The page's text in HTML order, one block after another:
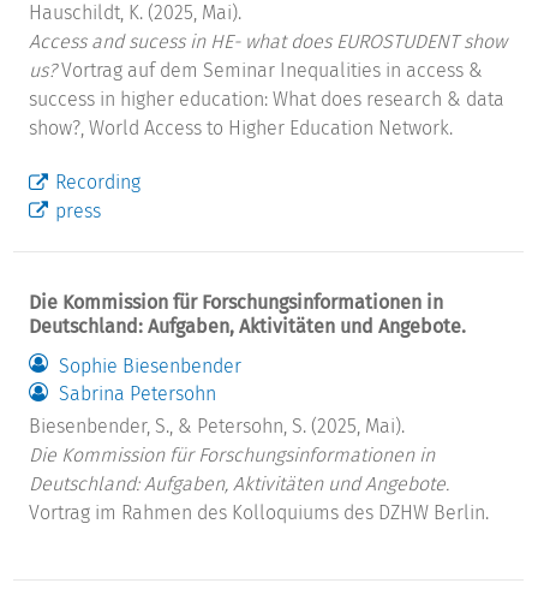
Hauschildt, K. (2025, Mai).
Access and sucess in HE- what does EUROSTUDENT show
us?Vortrag auf dem Seminar Inequalities in access &
success in higher education: What does research & data
show?, World Access to Higher Education Network.
Recording
press
Die Kommission für Forschungsinformationen in
Deutschland: Aufgaben, Aktivitäten und Angebote.
Sophie Biesenbender
Sabrina Petersohn
Biesenbender, S., & Petersohn, S. (2025, Mai).
Die Kommission für Forschungsinformationen in
Deutschland: Aufgaben, Aktivitäten und Angebote.
Vortrag im Rahmen des Kolloquiums des DZHW Berlin.